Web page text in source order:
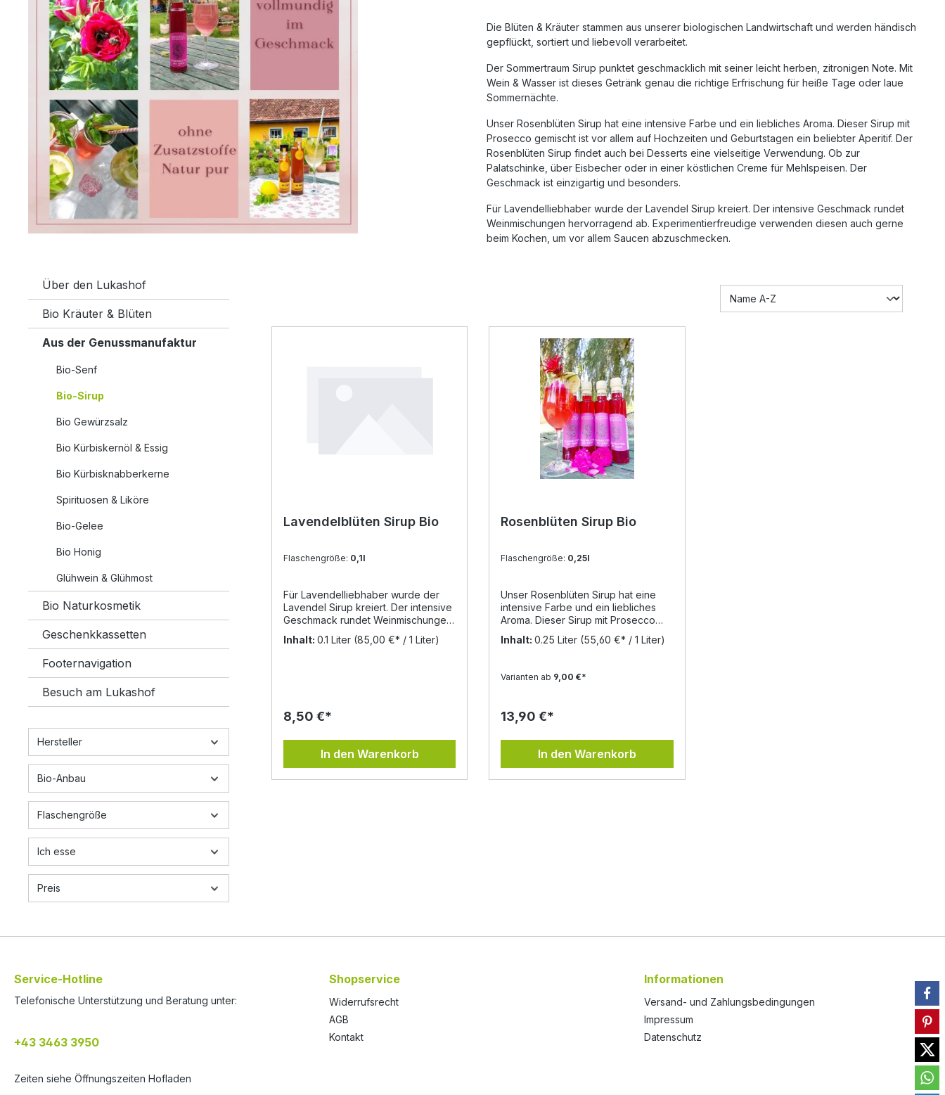
Die Blüten & Kräuter stammen aus unserer biologischen Landwirtschaft und werden händisch
gepflückt, sortiert und liebevoll verarbeitet.
Der Sommertraum Sirup punktet geschmacklich mit seiner leicht herben, zitronigen Note. Mit
Wein & Wasser ist dieses Getränk genau die richtige Erfrischung für heiße Tage oder laue
Sommernächte.
Unser Rosenblüten Sirup hat eine intensive Farbe und ein liebliches Aroma. Dieser Sirup mit
Prosecco gemischt ist vor allem auf Hochzeiten und Geburtstagen ein beliebter Aperitif. Der
Rosenblüten Sirup findet auch bei Desserts eine vielseitige Verwendung. Ob zur
Palatschinke, über Eisbecher oder in einer köstlichen Creme für Mehlspeisen. Der
Geschmack ist einzigartig und besonders.
Für Lavendelliebhaber wurde der Lavendel Sirup kreiert. Der intensive Geschmack rundet
Weinmischungen hervorragend ab. Experimentierfreudige verwenden diesen auch gerne
beim Kochen, um vor allem Saucen abzuschmecken.
Über den Lukashof
Bio Kräuter & Blüten
Aus der Genussmanufaktur
Bio-Senf
Bio-Sirup
Bio Gewürzsalz
Bio Kürbiskernöl & Essig
Bio Kürbisknabberkerne
Spirituosen & Liköre
Bio-Gelee
Bio Honig
Glühwein & Glühmost
Bio Naturkosmetik
Geschenkkassetten
Footernavigation
Besuch am Lukashof
Hersteller
Bio-Anbau
Flaschengröße
Ich esse
Preis
Lavendelblüten Sirup Bio
Flaschengröße: 0,1l
Für Lavendelliebhaber wurde der
Lavendel Sirup kreiert. Der intensive
Geschmack rundet Weinmischungen
hervorragend ab.
Experimentierfreudige verwenden
Zitronensaftkonzentrat* Alle
vegan Nährwerte per 100g
Brennwert: 808kj / 193kcal Fett:
Inhalt: 0.1 Liter (85,00 €* / 1 Liter)
8,50 €*
In den Warenkorb
Rosenblüten Sirup Bio
Flaschengröße: 0,25l
Unser Rosenblüten Sirup hat eine
intensive Farbe und ein liebliches
Aroma. Dieser Sirup mit Prosecco
gemischt ist besonders auf
Hochzeiten und Geburtstagen ein
für Pudding, Topfennockerl,
Milch, eine Kugel Eis (z.B. Vanille),
kann man einen köstlichen
Milchshake genießen!Zutaten:
Inhalt:0.25 Liter (55,60 €* / 1 Liter)
Varianten ab 9,00 €*
13,90 €*
In den Warenkorb
Service-Hotline
Telefonische Unterstützung und Beratung unter:
+43 3463 3950
Zeiten siehe Öffnungszeiten Hofladen
Shopservice
Widerrufsrecht
AGB
Kontakt
Informationen
Versand- und Zahlungsbedingungen
Impressum
Datenschutz